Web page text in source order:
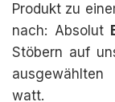
Produkt zu
nach: Absolut
Stöbern auf
watt.